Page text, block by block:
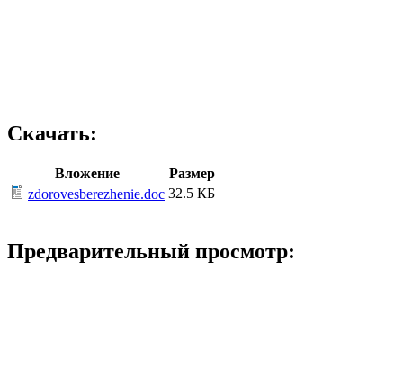
Скачать:
Вложение
Размер
zdorovesberezhenie.doc 32.5 КБ
Предварительный просмотр: